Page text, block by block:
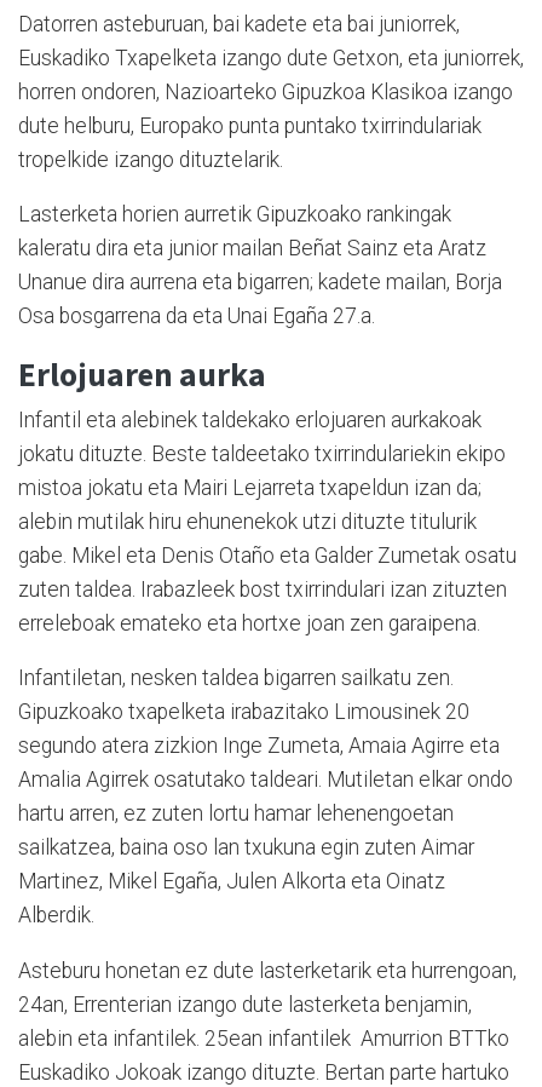
Datorren asteburuan, bai kadete eta bai juniorrek,
Euskadiko Txapelketa izango dute Getxon, eta juniorrek,
horren ondoren, Nazioarteko Gipuzkoa Klasikoa izango
dute helburu, Europako punta puntako txirrindulariak
tropelkide izango dituztelarik.
Lasterketa horien aurretik Gipuzkoako rankingak
kaleratu dira eta junior mailan Beñat Sainz eta Aratz
Unanue dira aurrena eta bigarren; kadete mailan, Borja
Osa bosgarrena da eta Unai Egaña 27.a.
Erlojuaren aurka
Infantil eta alebinek taldekako erlojuaren aurkakoak
jokatu dituzte. Beste taldeetako txirrindulariekin ekipo
mistoa jokatu eta Mairi Lejarreta txapeldun izan da;
alebin mutilak hiru ehunenekok utzi dituzte titulurik
gabe. Mikel eta Denis Otaño eta Galder Zumetak osatu
zuten taldea. Irabazleek bost txirrindulari izan zituzten
erreleboak emateko eta hortxe joan zen garaipena.
Infantiletan, nesken taldea bigarren sailkatu zen.
Gipuzkoako txapelketa irabazitako Limousinek 20
segundo atera zizkion Inge Zumeta, Amaia Agirre eta
Amalia Agirrek osatutako taldeari. Mutiletan elkar ondo
hartu arren, ez zuten lortu hamar lehenengoetan
sailkatzea, baina oso lan txukuna egin zuten Aimar
Martinez, Mikel Egaña, Julen Alkorta eta Oinatz
Alberdik.
Asteburu honetan ez dute lasterketarik eta hurrengoan,
24an, Errenterian izango dute lasterketa benjamin,
alebin eta infantilek. 25ean infantilek Amurrion BTTko
Euskadiko Jokoak izango dituzte. Bertan parte hartuko